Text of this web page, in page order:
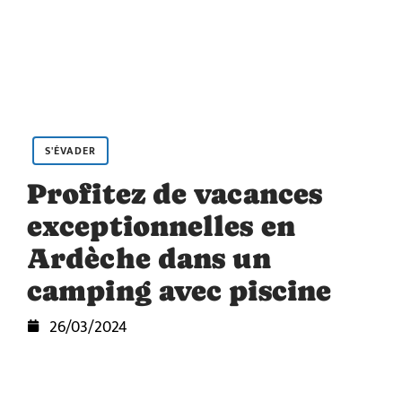
S'ÉVADER
Profitez de vacances
exceptionnelles en
Ardèche dans un
camping avec piscine
26/03/2024